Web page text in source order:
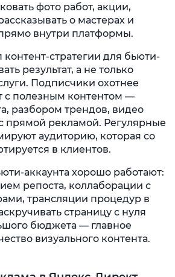
фото работ, акции,
о мастерах и
внутри платформы.
стратегии для бьюти-
результат, а не только
Подписчики охотнее
с полезным контентом —
разбором трендов, видео
прямой рекламой. Регулярные
аудиторию, которая со
в клиентов.
аккаунта хорошо работают:
репоста, коллаборации с
трансляции процедур в
страницу с нуля
бюджета — главное
визуального контента.